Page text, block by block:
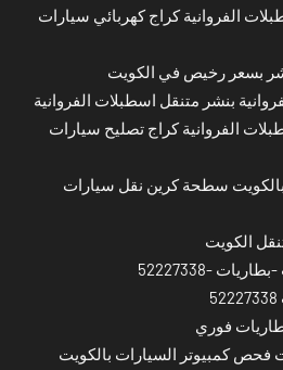
الفروانية كراج كهربائي سيارات
بسعر رخيص في الكويت
بنشر متنقل اسطبلات الفروانية
الفروانية كراج تصليح سيارات
سطحة كرين نقل سيارات
الكويت
-52227338
فوري
فحص كمبيوتر السيارات بالكويت